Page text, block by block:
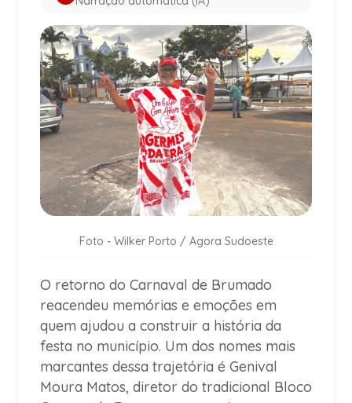
Foto - Wilker Porto / Agora Sudoeste
O retorno do Carnaval de Brumado
reacendeu memórias e emoções em
quem ajudou a construir a história da
festa no município. Um dos nomes mais
marcantes dessa trajetória é Genival
Moura Matos, diretor do tradicional Bloco